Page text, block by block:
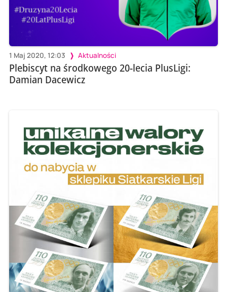
1 Maj 2020, 12:03 Aktualności
Plebiscyt na środkowego 20-lecia PlusLigi:
Damian Dacewicz